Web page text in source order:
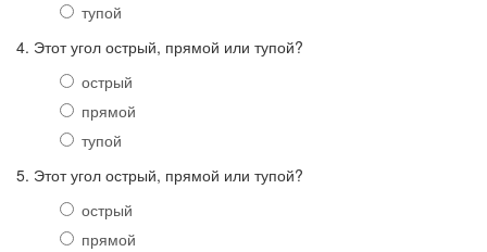
тупой
4. Этот угол острый, прямой или тупой?
острый
прямой
тупой
5. Этот угол острый, прямой или тупой?
острый
прямой